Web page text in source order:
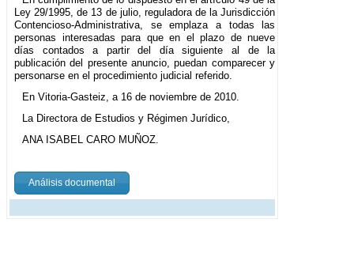
Ley 29/1995, de 13 de julio, reguladora de la Jurisdicción
Contencioso-Administrativa, se emplaza a todas las
personas interesadas para que en el plazo de nueve
días contados a partir del día siguiente al de la
publicación del presente anuncio, puedan comparecer y
personarse en el procedimiento judicial referido.
En Vitoria-Gasteiz, a 16 de noviembre de 2010.
La Directora de Estudios y Régimen Jurídico,
ANA ISABEL CARO MUÑOZ.
Análisis documental